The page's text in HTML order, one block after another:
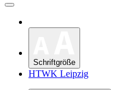
Schriftgröße
HTWK Leipzig